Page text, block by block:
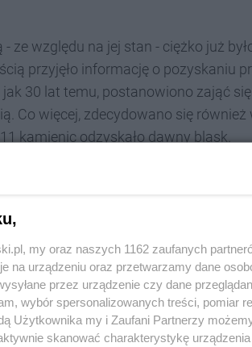
ze względu na jej stan - ciężko już
przyjęło informację o pozyskaniu
30 lat temu, postanowiono zająć
Co więcej, zdecydowano się również
kamienic odzyskało dawny blask.
ruchu pieszych, konieczność
sprawiały, że to nie będzie łatwa
jak np. odkrycie
nieplanowanych prac.
To jednak nie przyczyniło się do
my oraz naszych 1162 zaufanych
na urządzeniu oraz przetwarzamy dane
przez urządzenie czy dane
wybór spersonalizowanych treści, pomiar
Użytkownika my i Zaufani Partnerzy
skanować charakterystykę